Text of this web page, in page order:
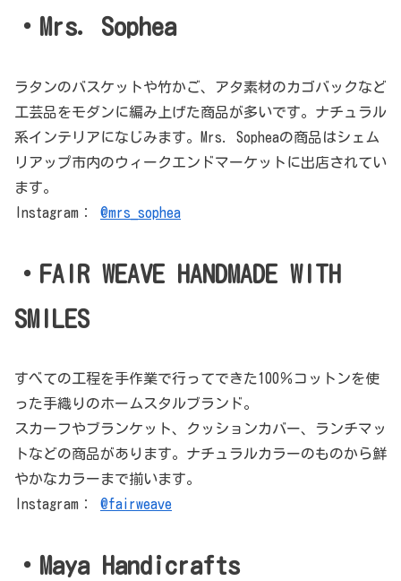
・Mrs. Sophea
ラタンのバスケットや竹かご、アタ素材のカゴバックなど
工芸品をモダンに編み上げた商品が多いです。ナチュラル
系インテリアになじみます。Mrs. Sopheaの商品はシェム
リアップ市内のウィークエンドマーケットに出店されてい
ます。
Instagram： @mrs_sophea
・FAIR WEAVE HANDMADE WITH
SMILES
すべての工程を手作業で行ってできた100％コットンを使
った手織りのホームスタルブランド。
スカーフやブランケット、クッションカバー、ランチマッ
トなどの商品があります。ナチュラルカラーのものから鮮
やかなカラーまで揃います。
Instagram： @fairweave
・Maya Handicrafts